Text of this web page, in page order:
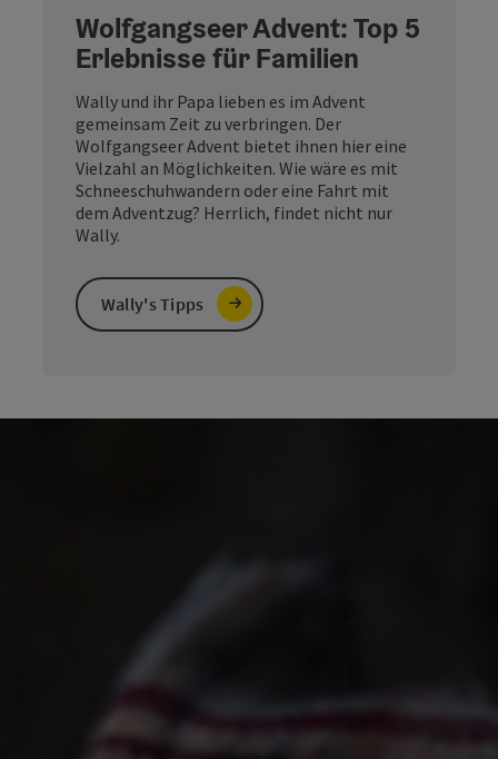
Wolfgangseer Advent: Top 5
Erlebnisse für Familien
Wally und ihr Papa lieben es im Advent
gemeinsam Zeit zu verbringen. Der
Wolfgangseer Advent bietet ihnen hier eine
Vielzahl an Möglichkeiten. Wie wäre es mit
Schneeschuhwandern oder eine Fahrt mit
dem Adventzug? Herrlich, findet nicht nur
Wally.
Wally's Tipps